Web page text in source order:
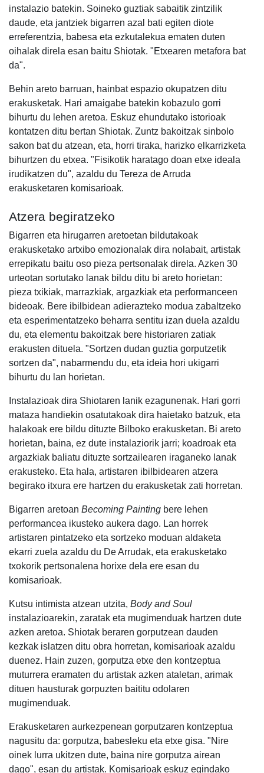
instalazio batekin. Soineko guztiak sabaitik zintzilik
daude, eta jantziek bigarren azal bati egiten diote
erreferentzia, babesa eta ezkutalekua ematen duten
oihalak direla esan baitu Shiotak. "Etxearen metafora bat
da".
Behin areto barruan, hainbat espazio okupatzen ditu
erakusketak. Hari amaigabe batekin kobazulo gorri
bihurtu du lehen aretoa. Eskuz ehundutako istorioak
kontatzen ditu bertan Shiotak. Zuntz bakoitzak sinbolo
sakon bat du atzean, eta, horri tiraka, harizko elkarrizketa
bihurtzen du etxea. "Fisikotik haratago doan etxe ideala
irudikatzen du", azaldu du Tereza de Arruda
erakusketaren komisarioak.
Atzera begiratzeko
Bigarren eta hirugarren aretoetan bildutakoak
erakusketako artxibo emozionalak dira nolabait, artistak
errepikatu baitu oso pieza pertsonalak direla. Azken 30
urteotan sortutako lanak bildu ditu bi areto horietan:
pieza txikiak, marrazkiak, argazkiak eta performanceen
bideoak. Bere ibilbidean adierazteko modua zabaltzeko
eta esperimentatzeko beharra sentitu izan duela azaldu
du, eta elementu bakoitzak bere historiaren zatiak
erakusten dituela. "Sortzen dudan guztia gorputzetik
sortzen da", nabarmendu du, eta ideia hori ukigarri
bihurtu du lan horietan.
Instalazioak dira Shiotaren lanik ezagunenak. Hari gorri
mataza handiekin osatutakoak dira haietako batzuk, eta
halakoak ere bildu dituzte Bilboko erakusketan. Bi areto
horietan, baina, ez dute instalaziorik jarri; koadroak eta
argazkiak baliatu dituzte sortzailearen iraganeko lanak
erakusteko. Eta hala, artistaren ibilbidearen atzera
begirako itxura ere hartzen du erakusketak zati horretan.
Bigarren aretoan Becoming Painting bere lehen
performancea ikusteko aukera dago. Lan horrek
artistaren pintatzeko eta sortzeko moduan aldaketa
ekarri zuela azaldu du De Arrudak, eta erakusketako
txokorik pertsonalena horixe dela ere esan du
komisarioak.
Kutsu intimista atzean utzita, Body and Soul
instalazioarekin, zaratak eta mugimenduak hartzen dute
azken aretoa. Shiotak beraren gorputzean dauden
kezkak islatzen ditu obra horretan, komisarioak azaldu
duenez. Hain zuzen, gorputza etxe den kontzeptua
muturrera eramaten du artistak azken ataletan, arimak
dituen hausturak gorpuzten baititu odolaren
mugimenduak.
Erakusketaren aurkezpenean gorputzaren kontzeptua
nagusitu da: gorputza, babesleku eta etxe gisa. "Nire
oinek lurra ukitzen dute, baina nire gorputza airean
dago", esan du artistak. Komisarioak eskuz egindako